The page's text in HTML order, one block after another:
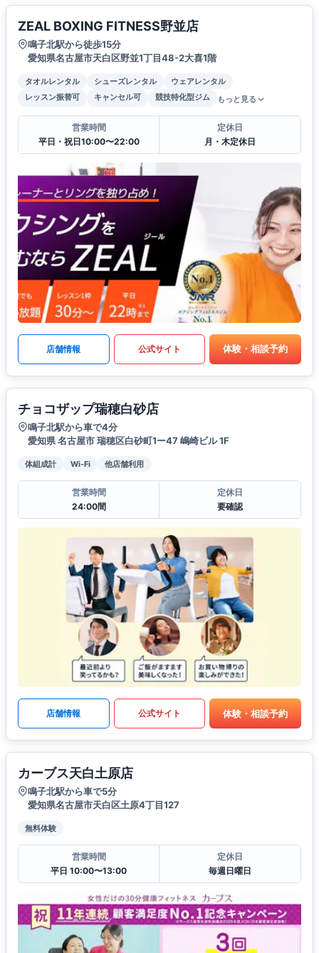
ZEAL BOXING FITNESS野並店
鳴子北駅から徒歩15分
愛知県名古屋市天白区野並1丁目48-2大喜1階
タオルレンタル シューズレンタル
ウェアレンタル
レッスン振替可
キャンセル可 競技特化型ジム もっと見る
営業時間
平日・祝日10:00〜22:00
定休日
月・木定休日
店舗情報 公式サイト 体験・相談予約
チョコザップ瑞穂白砂店
鳴子北駅から車で4分
愛知県 名古屋市 瑞穂区白砂町1ー47 嶋崎ビル 1F
体組成計 Wi-Fi 他店舗利用
営業時間
24:00間
定休日
要確認
店舗情報 公式サイト 体験・相談予約
カーブス天白土原店
鳴子北駅から車で5分
愛知県名古屋市天白区土原4丁目127
無料体験
営業時間
平日 10:00〜13:00
定休日
毎週日曜日